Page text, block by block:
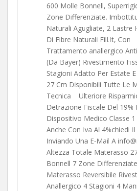
600 Molle Bonnell,
Zone Differenziate.
Naturali Agugliate, 2 Lastre
Di Fibre Naturali Fill.It, Con
Trattamento anallergico
(Da Bayer) Rivestimento
Stagioni Adatto Per Estate
27 Cm Disponibili Tutte Le
Tecnica Ulteriore
Detrazione Fiscale Del 19%
Dispositivo Medico
Anche Con Iva Al 4%chiedi
Inviando Una E-Mail A
Altezza Totale Materasso
Bonnell 7 Zone
Materasso Reversibile
Anallergico 4 Stagioni 4